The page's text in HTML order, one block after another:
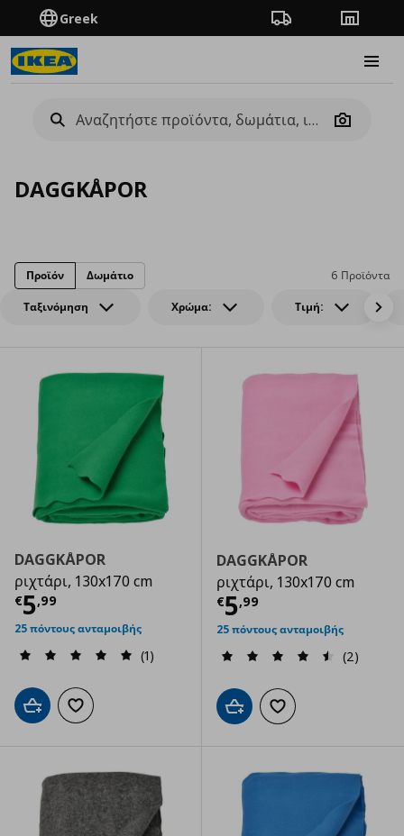
Greek Πορεία παραγγελίας
Camera
DAGGKÅPOR
Ταξινόμηση Χρώμα: Τιμή:
6 Προϊόντα
Προϊόν Δωμάτιο
DAGGKÅPOR
ριχτάρι, 130x170 cm
€5,99
Τρέχουσα τιμή € 5,99
25 πόντους ανταμοιβής
(1)
Προσθήκη στο καλάθι
Προσθήκη στα αγαπημένα
DAGGKÅPOR
ριχτάρι, 130x170 cm
€5,99
Τρέχουσα
25 πόντους ανταμοιβής
(2)
Προσθήκη στο καλάθι
Προσθήκη στα